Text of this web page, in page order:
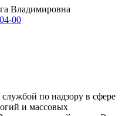
Владимировна
00
по надзору в сфере
и массовых